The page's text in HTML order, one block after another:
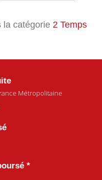
la catégorie 2 Temps
Métropolitaine
*